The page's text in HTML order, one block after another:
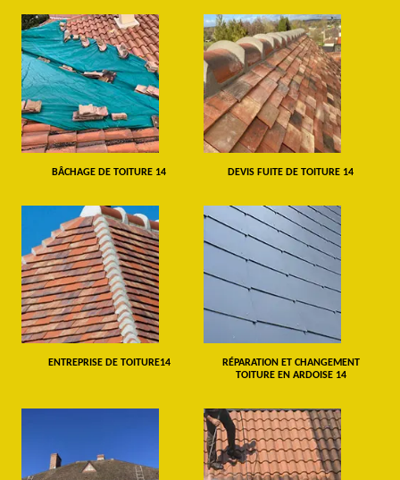
BÂCHAGE DE TOITURE 14 DEVIS FUITE DE TOITURE 14
ENTREPRISE DE TOITURE14
RÉPARATION ET CHANGEMENT
TOITURE EN ARDOISE 14